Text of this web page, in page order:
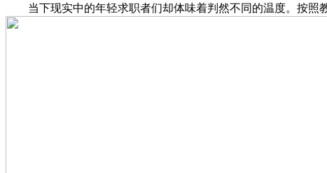
当下现实中的年轻求职者们却体味着判然不同的温度。按照